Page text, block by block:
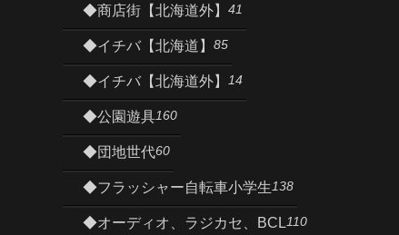
◆商店街【北海道外】 41
◆イチバ【北海道】 85
◆イチバ【北海道外】 14
◆公園遊具160
◆団地世代60
◆フラッシャー自転車小学生138
◆オーディオ、ラジカセ、BCL110